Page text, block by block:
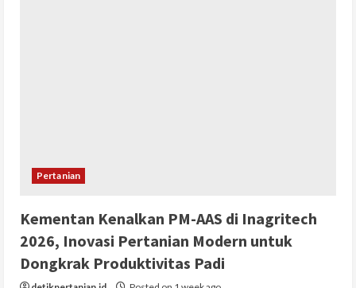
Pertanian
Kementan Kenalkan PM-AAS di Inagritech
2026, Inovasi Pertanian Modern untuk
Dongkrak Produktivitas Padi